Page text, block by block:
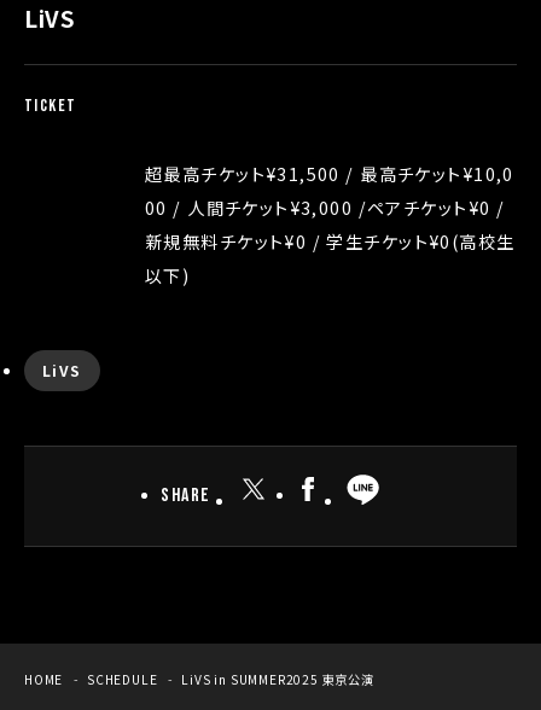
LiVS
TICKET
超最高チケット¥31,500 / 最高チケット¥10,0
00 / 人間チケット¥3,000 /ペアチケット¥0 /
新規無料チケット¥0 / 学生チケット¥0(高校生
以下)
LiVS
Share
HOME SCHEDULE LiVS in SUMMER2025 東京公演